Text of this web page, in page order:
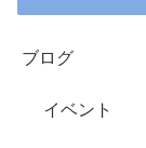
ブログ
イベント